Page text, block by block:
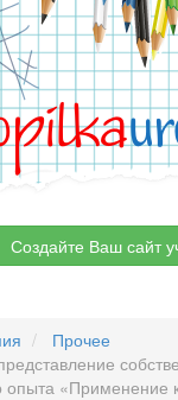
Создайте Ваш сайт
Прочее
опыта